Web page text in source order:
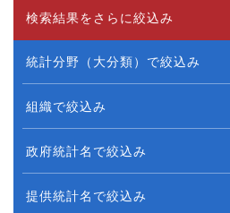
検索結果をさらに絞込み
統計分野（大分類）で絞込み
組織で絞込み
政府統計名で絞込み
提供統計名で絞込み